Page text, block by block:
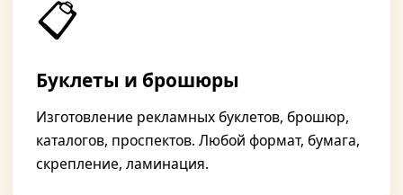
📋
Буклеты и брошюры
Изготовление рекламных буклетов, брошюр,
каталогов, проспектов. Любой формат, бумага,
скрепление, ламинация.